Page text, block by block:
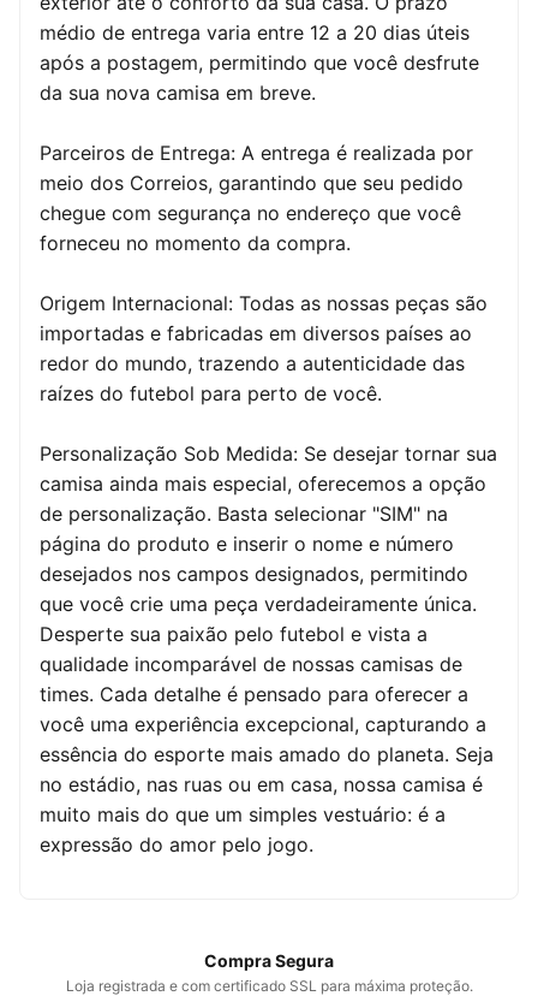
médio de entrega varia entre 12 a 20 dias úteis
após a postagem, permitindo que você desfrute
da sua nova camisa em breve.
Parceiros de Entrega: A entrega é realizada por
meio dos Correios, garantindo que seu pedido
chegue com segurança no endereço que você
forneceu no momento da compra.
Origem Internacional: Todas as nossas peças são
importadas e fabricadas em diversos países ao
redor do mundo, trazendo a autenticidade das
raízes do futebol para perto de você.
Personalização Sob Medida: Se desejar tornar sua
camisa ainda mais especial, oferecemos a opção
de personalização. Basta selecionar "SIM" na
página do produto e inserir o nome e número
desejados nos campos designados, permitindo
que você crie uma peça verdadeiramente única.
Desperte sua paixão pelo futebol e vista a
qualidade incomparável de nossas camisas de
times. Cada detalhe é pensado para oferecer a
você uma experiência excepcional, capturando a
essência do esporte mais amado do planeta. Seja
no estádio, nas ruas ou em casa, nossa camisa é
muito mais do que um simples vestuário: é a
expressão do amor pelo jogo.
Compra Segura
Loja registrada e com certificado SSL para máxima proteção.